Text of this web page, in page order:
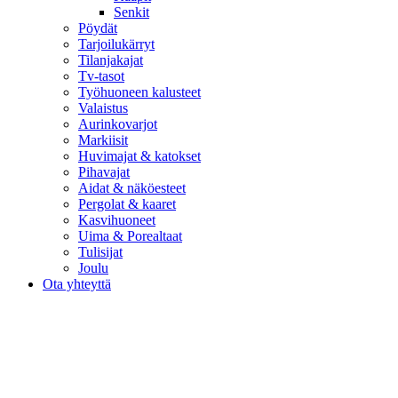
Senkit
Pöydät
Tarjoilukärryt
Tilanjakajat
Tv-tasot
Työhuoneen kalusteet
Valaistus
Aurinkovarjot
Markiisit
Huvimajat & katokset
Pihavajat
Aidat & näköesteet
Pergolat & kaaret
Kasvihuoneet
Uima & Porealtaat
Tulisijat
Joulu
Ota yhteyttä